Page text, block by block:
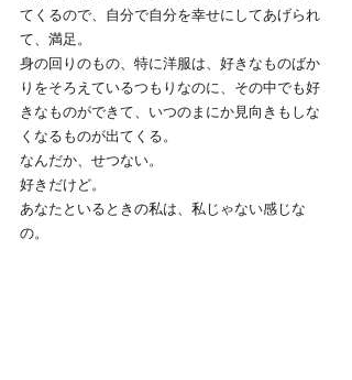
てくるので、自分で自分を幸せにしてあげられ
て、満足。
身の回りのもの、特に洋服は、好きなものばか
りをそろえているつもりなのに、その中でも好
きなものができて、いつのまにか見向きもしな
くなるものが出てくる。
なんだか、せつない。
好きだけど。
あなたといるときの私は、私じゃない感じな
の。